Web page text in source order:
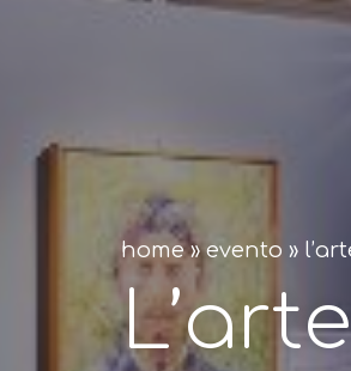
home»evento »